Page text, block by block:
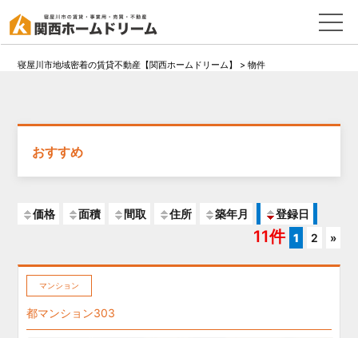
寝屋川市地域密着の賃貸不動産【関西ホームドリーム】 >物件
おすすめ
価格 面積 間取 住所 築年月 登録日
11件 1 2 »
マンション
都マンション303